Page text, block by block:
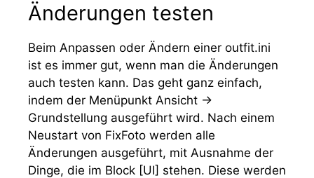
Änderungen testen
Beim Anpassen oder Ändern einer outfit.ini
ist es immer gut, wenn man die Änderungen
auch testen kann. Das geht ganz einfach,
indem der Menüpunkt Ansicht →
Grundstellung ausgeführt wird. Nach einem
Neustart von FixFoto werden alle
Änderungen ausgeführt, mit Ausnahme der
Dinge, die im Block [UI] stehen. Diese werden